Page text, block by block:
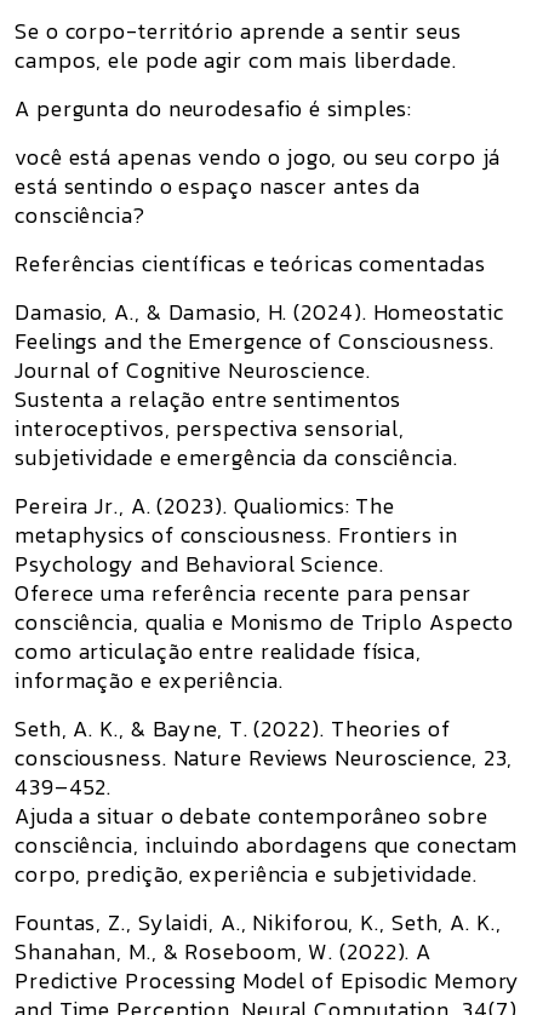
Se o corpo-território aprende a sentir seus
campos, ele pode agir com mais liberdade.
A pergunta do neurodesafio é simples:
você está apenas vendo o jogo, ou seu corpo já
está sentindo o espaço nascer antes da
consciência?
Referências científicas e teóricas comentadas
Damasio, A., & Damasio, H. (2024). Homeostatic
Feelings and the Emergence of Consciousness.
Journal of Cognitive Neuroscience.
Sustenta a relação entre sentimentos
interoceptivos, perspectiva sensorial,
subjetividade e emergência da consciência.
Pereira Jr., A. (2023). Qualiomics: The
metaphysics of consciousness. Frontiers in
Psychology and Behavioral Science.
Oferece uma referência recente para pensar
consciência, qualia e Monismo de Triplo Aspecto
como articulação entre realidade física,
informação e experiência.
Seth, A. K., & Bayne, T. (2022). Theories of
consciousness. Nature Reviews Neuroscience, 23,
439–452.
Ajuda a situar o debate contemporâneo sobre
consciência, incluindo abordagens que conectam
corpo, predição, experiência e subjetividade.
Fountas, Z., Sylaidi, A., Nikiforou, K., Seth, A. K.,
Shanahan, M., & Roseboom, W. (2022). A
Predictive Processing Model of Episodic Memory